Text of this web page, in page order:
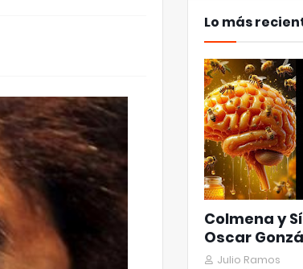
Lo más
Colmena y
Oscar
Julio Ramos